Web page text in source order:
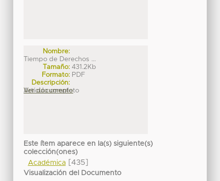
Nombre:
Tiempo de Derechos ...
Tamaño: 431.2Kb
Formato: PDF
Descripción:
Artículo completo
Ver documento
Este ítem aparece en la(s) siguiente(s)
colección(ones)
Académica[435]
Visualización del Documento